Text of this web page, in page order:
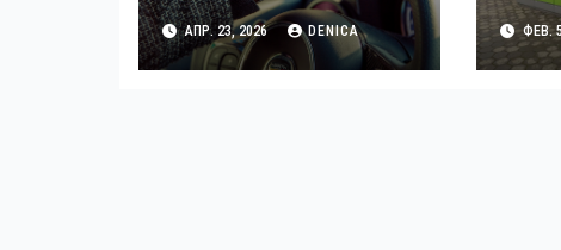
инвестира и кога се
продава
АПР. 23, 2026 DENICA ФЕВ.